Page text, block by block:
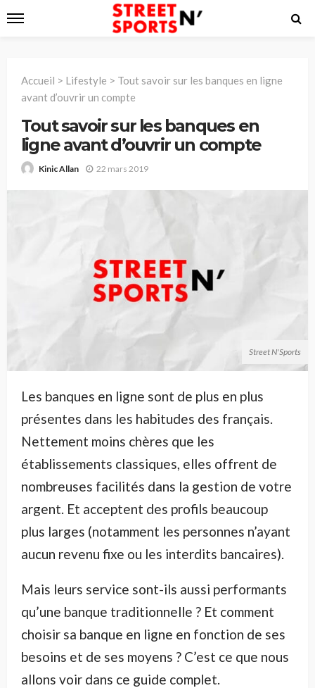
Accueil > Lifestyle > Tout savoir sur les banques en ligne
avant d’ouvrir un compte
Tout savoir sur les banques en
ligne avant d’ouvrir un compte
Kinic Allan 22 mars 2019
Street N'Sports
Les banques en ligne sont de plus en plus
présentes dans les habitudes des français.
Nettement moins chères que les
établissements classiques, elles offrent de
nombreuses facilités dans la gestion de votre
argent. Et acceptent des profils beaucoup
plus larges (notamment les personnes n’ayant
aucun revenu fixe ou les interdits bancaires).
Mais leurs service sont-ils aussi performants
qu’une banque traditionnelle ? Et comment
choisir sa banque en ligne en fonction de ses
besoins et de ses moyens ? C’est ce que nous
allons voir dans ce guide complet.